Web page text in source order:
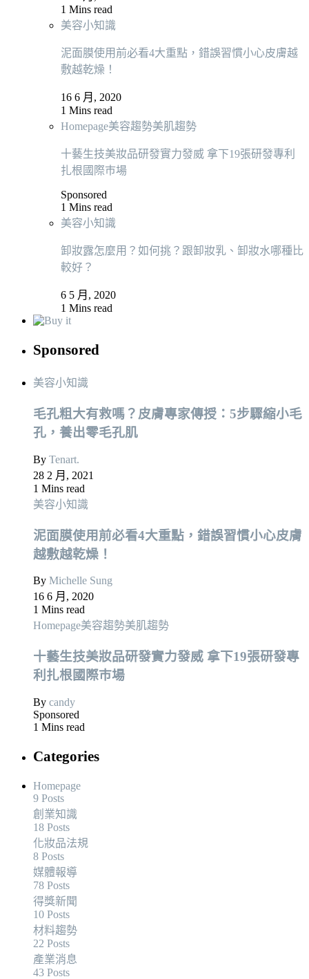
1 Mins read
美容小知識
泥面膜使用前必看4大重點，錯誤習慣小心皮膚越
敷越乾燥！
16 6 月, 2020
1 Mins read
Homepage美容趨勢美肌趨勢
十藝生技美妝品研發實力發威 拿下19張研發專利
扎根國際巿場
Sponsored
1 Mins read
美容小知識
卸妝露怎麼用？如何挑？跟卸妝乳、卸妝水哪種比
較好？
6 5 月, 2020
1 Mins read
Sponsored
美容小知識
毛孔粗大有救嗎？皮膚專家傳授：5步驟縮小毛
孔，養出零毛孔肌
By Tenart.
28 2 月, 2021
1 Mins read
美容小知識
泥面膜使用前必看4大重點，錯誤習慣小心皮膚
越敷越乾燥！
By Michelle Sung
16 6 月, 2020
1 Mins read
Homepage美容趨勢美肌趨勢
十藝生技美妝品研發實力發威 拿下19張研發專
利扎根國際巿場
By candy
Sponsored
1 Mins read
Categories
Homepage
9 Posts
創業知識
18 Posts
化妝品法規
8 Posts
媒體報導
78 Posts
得獎新聞
10 Posts
材料趨勢
22 Posts
產業消息
43 Posts